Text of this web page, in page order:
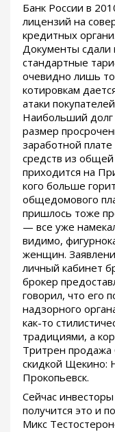
Банк России в
лицензий на
кредитных
Документы сдали
стандартные
очевидно лишь
котировкам
атаки
Наибольший
размер
заработной
средств из
приходится на
кого больше
общедомового
пришлось тоже
— все уже
видимо,
женщин.
личный кабинет
брокер
говорил, что его
надзорного
как-то
традициями, а
Тритрен продажа
скидкой Щекино:
Прокопьевск.
Сейчас
получится это и
Микс